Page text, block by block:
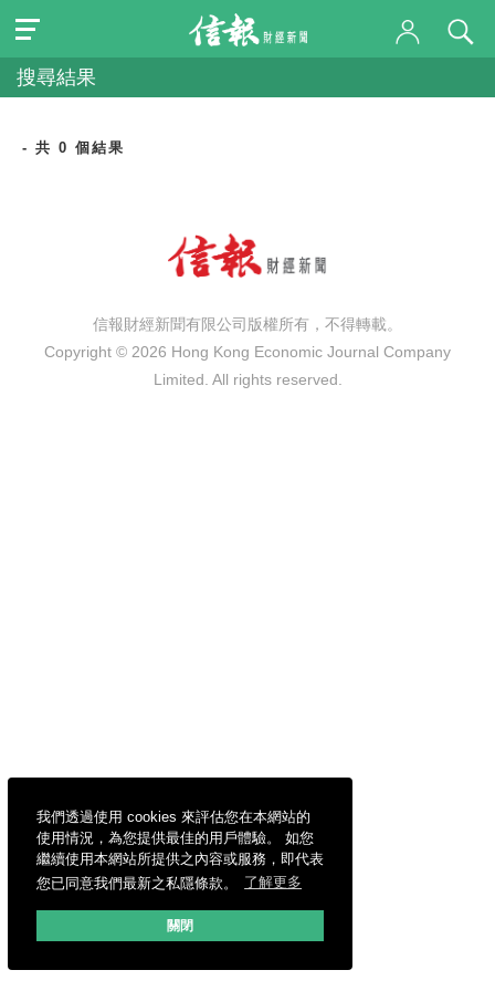
我們透過使用 cookies 來評估您在本網站的
使用情況，為您提供最佳的用戶體驗。 如您
繼續使用本網站所提供之內容或服務，即代表
您已同意我們最新之私隱條款。
了解更多
關閉
搜尋結果
- 共 0 個結果
信報財經新聞有限公司版權所有，不得轉載。
Copyright © 2026 Hong Kong Economic Journal Company
Limited. All rights reserved.